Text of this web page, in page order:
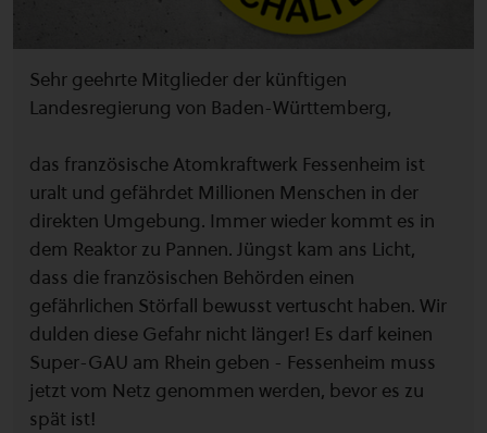
Sehr geehrte Mitglieder der künftigen
Landesregierung von Baden-Württemberg,
das französische Atomkraftwerk Fessenheim ist
uralt und gefährdet Millionen Menschen in der
direkten Umgebung. Immer wieder kommt es in
dem Reaktor zu Pannen. Jüngst kam ans Licht,
dass die französischen Behörden einen
gefährlichen Störfall bewusst vertuscht haben. Wir
dulden diese Gefahr nicht länger! Es darf keinen
Super-GAU am Rhein geben - Fessenheim muss
jetzt vom Netz genommen werden, bevor es zu
spät ist!